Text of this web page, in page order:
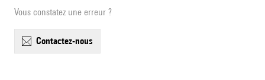
Vous constatez une erreur ?
contactez-nous